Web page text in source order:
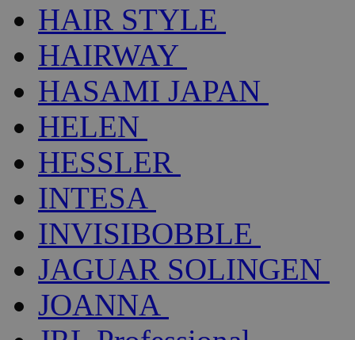
HAIR STYLE
HAIRWAY
HASAMI JAPAN
HELEN
HESSLER
INTESA
INVISIBOBBLE
JAGUAR SOLINGEN
JOANNA